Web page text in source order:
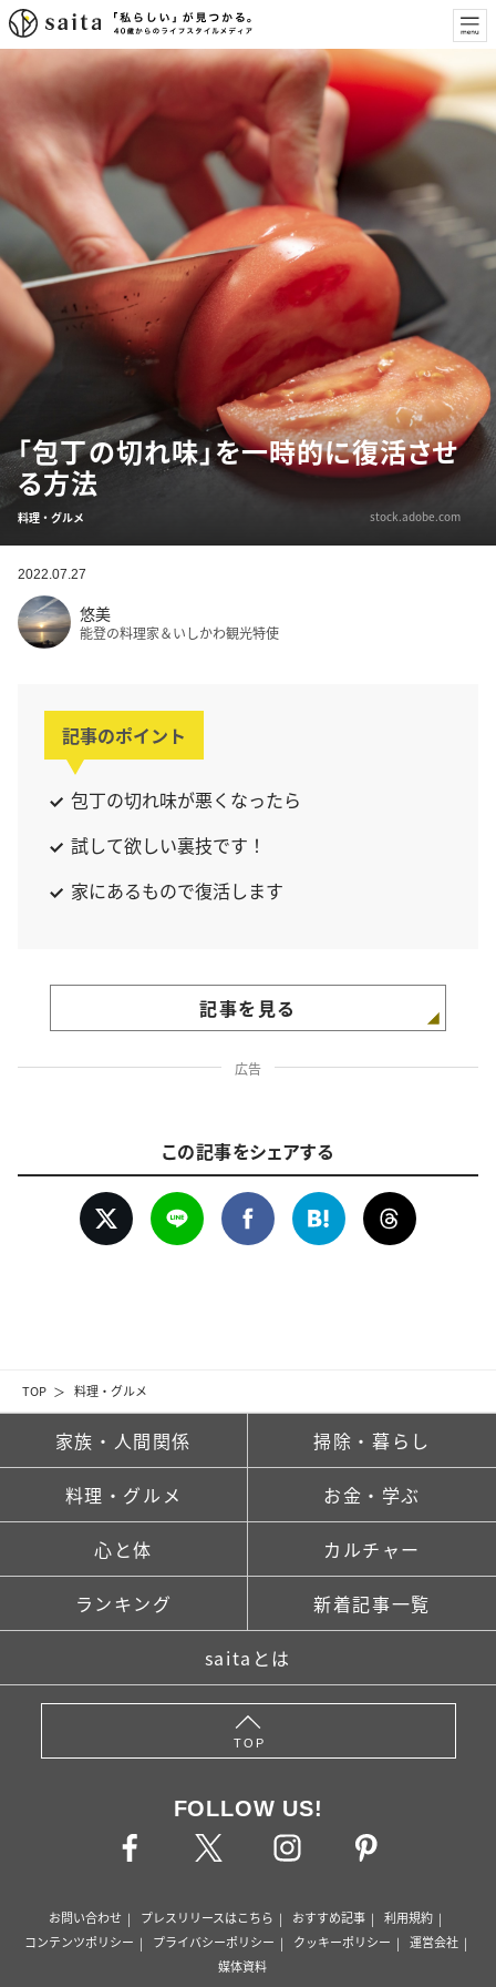
TOP 料理・グルメ
「包丁の切れ味」を一時的に復活させ
る方法
料理・グルメ stock.adobe.com
2022.07.27
悠美
能登の料理家＆いしかわ観光特使
記事のポイント
包丁の切れ味が悪くなったら
試して欲しい裏技です！
家にあるもので復活します
記事を見る
広告
この記事をシェアする
家族・人間関係 掃除・暮らし
料理・グルメ お金・学ぶ
心と体 カルチャー
ランキング 新着記事一覧
saitaとは
TOP
FOLLOW US!
お問い合わせ プレスリリースはこちら おすすめ記事
利用規約
コンテンツポリシー
プライバシーポリシー クッキーポリシー
運営会社
媒体資料